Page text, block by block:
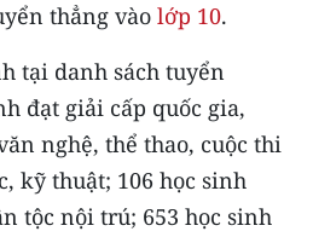
- MỖI XÃthẳng vào lớp 10.
tại danh sách tuyển
đạt giải cấp quốc gia,
nghệ, thể thao, cuộc thi
kỹ thuật; 106 học sinh
tộc nội trú; 653 học sinh